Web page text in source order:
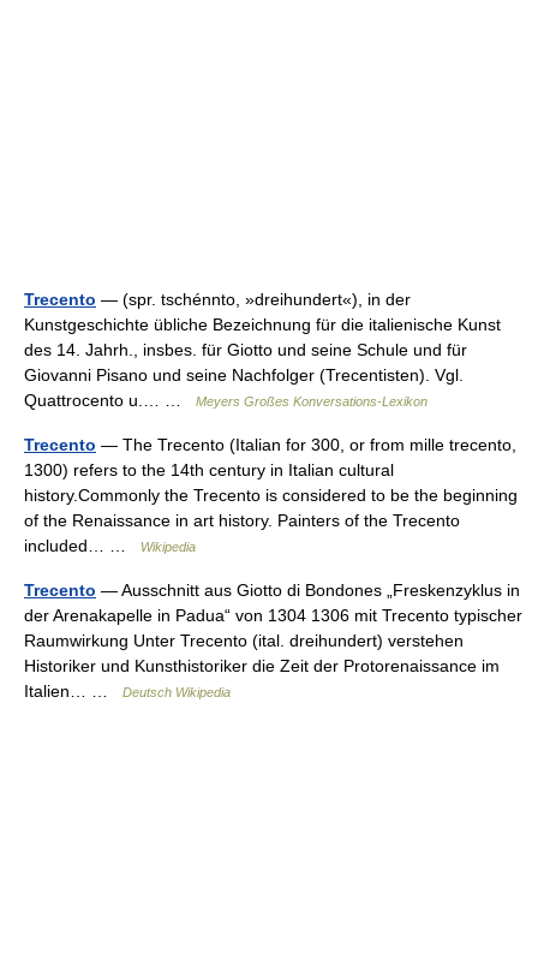
Trecento — (spr. tschénnto, »dreihundert«), in der
Kunstgeschichte übliche Bezeichnung für die italienische Kunst
des 14. Jahrh., insbes. für Giotto und seine Schule und für
Giovanni Pisano und seine Nachfolger (Trecentisten). Vgl.
Quattrocento u.… …
Meyers Großes Konversations-Lexikon
Trecento — The Trecento (Italian for 300, or from mille trecento,
1300) refers to the 14th century in Italian cultural
history.Commonly the Trecento is considered to be the beginning
of the Renaissance in art history. Painters of the Trecento
included… …
Wikipedia
Trecento — Ausschnitt aus Giotto di Bondones „Freskenzyklus in
der Arenakapelle in Padua“ von 1304 1306 mit Trecento typischer
Raumwirkung Unter Trecento (ital. dreihundert) verstehen
Historiker und Kunsthistoriker die Zeit der Protorenaissance im
Italien… …
Deutsch Wikipedia